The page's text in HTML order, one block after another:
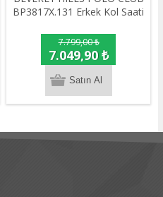
BP3817X.131 Erkek Kol Saati
7.799,00 ₺
7.049,90 ₺